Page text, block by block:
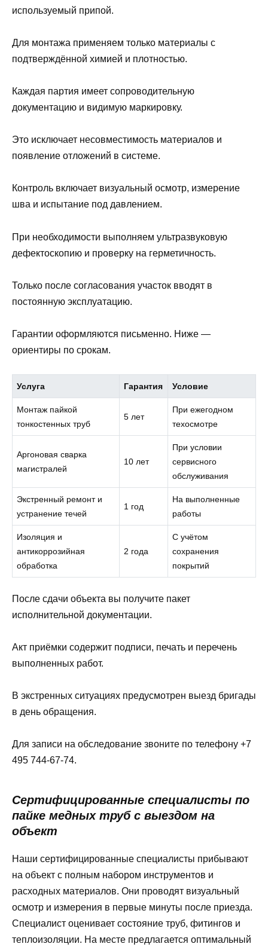
используемый припой.
Для монтажа применяем только материалы с
подтверждённой химией и плотностью.
Каждая партия имеет сопроводительную
документацию и видимую маркировку.
Это исключает несовместимость материалов и
появление отложений в системе.
Контроль включает визуальный осмотр, измерение
шва и испытание под давлением.
При необходимости выполняем ультразвуковую
дефектоскопию и проверку на герметичность.
Только после согласования участок вводят в
постоянную эксплуатацию.
Гарантии оформляются письменно. Ниже —
ориентиры по срокам.
Услуга Гарантия Условие
Монтаж пайкой
тонкостенных труб
5 лет
При ежегодном
техосмотре
Аргоновая сварка
магистралей
10 лет
При условии
сервисного
обслуживания
Экстренный ремонт и
устранение течей
1 год
На выполненные
работы
Изоляция и
антикоррозийная
обработка
2 года
С учётом
сохранения
покрытий
После сдачи объекта вы получите пакет
исполнительной документации.
Акт приёмки содержит подписи, печать и перечень
выполненных работ.
В экстренных ситуациях предусмотрен выезд бригады
в день обращения.
Для записи на обследование звоните по телефону +7
495 744-67-74.
Сертифицированные специалисты по
пайке медных труб с выездом на
объект
Наши сертифицированные специалисты прибывают
на объект с полным набором инструментов и
расходных материалов. Они проводят визуальный
осмотр и измерения в первые минуты после приезда.
Специалист оценивает состояние труб, фитингов и
теплоизоляции. На месте предлагается оптимальный